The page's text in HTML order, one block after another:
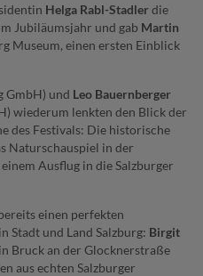
Helga Rabl-Stadlerdie
Jubiläumsjahr und gab Martin
Museum, einen ersten Einblick
GmbH) und Leo Bauernberger
wiederum lenkten den Blick der
des Festivals: Die historische
Naturschauspiel in der
Ausflug in die Salzburger
einen perfekten
Stadt und Land Salzburg: Birgit
Bruck an der Glocknerstraße
aus echten Salzburger